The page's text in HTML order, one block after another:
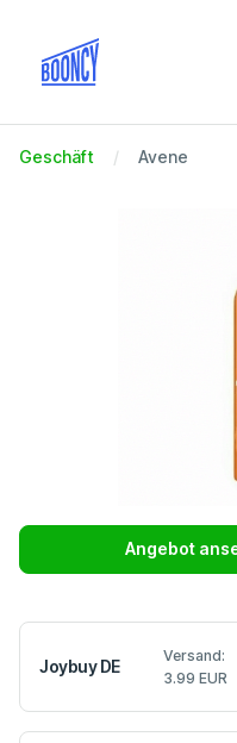
Geschäft Avene
Angebot
Joybuy DE
Versand:
3.99 EUR